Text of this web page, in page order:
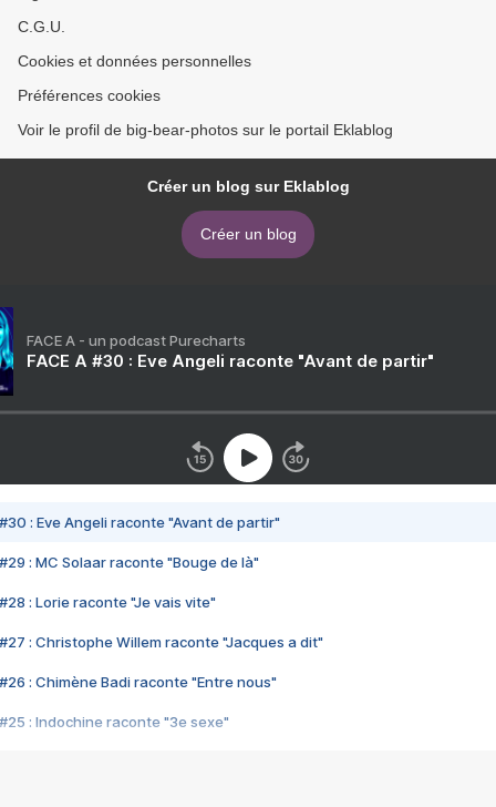
C.G.U.
Cookies et données personnelles
Préférences cookies
Voir le profil de big-bear-photos sur le portail Eklablog
Créer un blog sur Eklablog
Créer un blog
FACE A - un podcast Purecharts
FACE A #30 : Eve Angeli raconte "Avant de partir"
#30 : Eve Angeli raconte "Avant de partir"
#29 : MC Solaar raconte "Bouge de là"
#28 : Lorie raconte "Je vais vite"
#27 : Christophe Willem raconte "Jacques a dit"
#26 : Chimène Badi raconte "Entre nous"
#25 : Indochine raconte "3e sexe"